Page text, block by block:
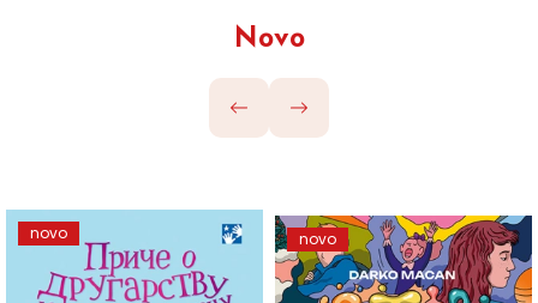
Novo
novo novo